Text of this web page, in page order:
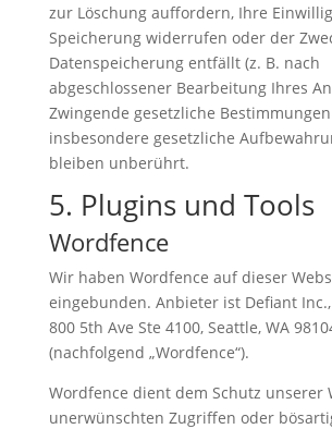
zur Löschung auffordern, Ihre
Speicherung widerrufen oder der
Datenspeicherung entfällt (z. B. nach
abgeschlossener Bearbeitung Ihres
Zwingende gesetzliche
insbesondere gesetzliche
bleiben unberührt.
5. Plugins und Tools
Wordfence
Wir haben Wordfence auf dieser
eingebunden. Anbieter ist Defiant
800 5th Ave Ste 4100, Seattle, WA
(nachfolgend „Wordfence“).
Wordfence dient dem Schutz unserer
unerwünschten Zugriffen oder